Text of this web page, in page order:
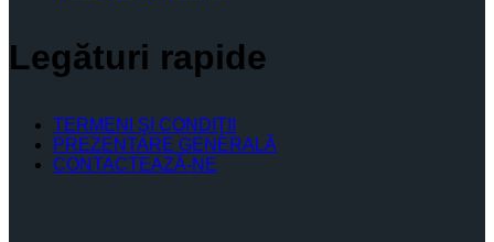
Legături rapide
TERMENI ŞI CONDIŢII
PREZENTARE GENERALĂ
CONTACTEAZĂ-NE